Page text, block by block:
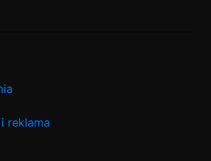
reklama